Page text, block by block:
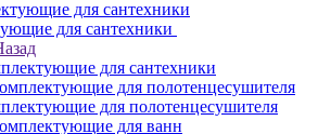
для сантехники
для сантехники
для полотенцесушителя